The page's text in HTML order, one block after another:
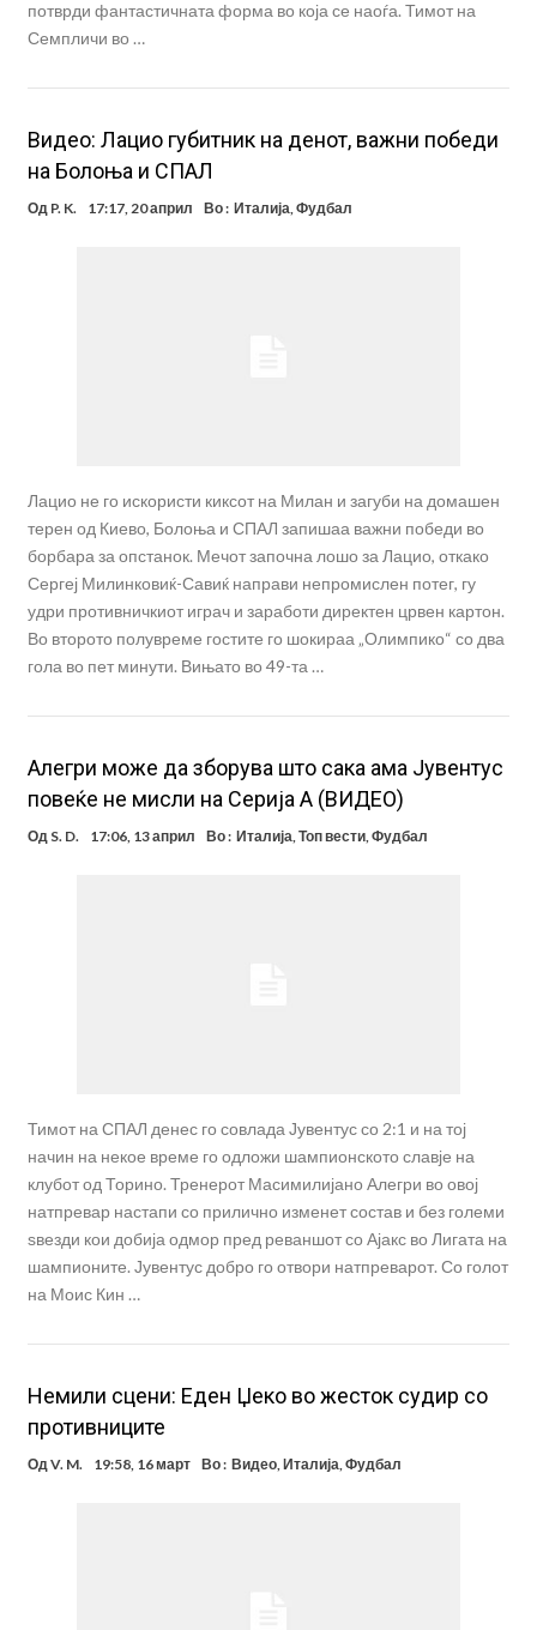
потврди фантастичната форма во која се наоѓа. Тимот на
Семпличи во …
Видео: Лацио губитник на денот, важни победи
на Болоња и СПАЛ
Од P. K. 17:17, 20 април Во : Италија Фудбал
Лацио не го искористи киксот на Милан и загуби на домашен
терен од Киево, Болоња и СПАЛ запишаа важни победи во
борбара за опстанок. Мечот започна лошо за Лацио, откако
Сергеј Милинковиќ-Савиќ направи непромислен потег, гу
удри противничкиот играч и заработи директен црвен картон.
Во второто полувреме гостите го шокираа „Олимпико“ со два
гола во пет минути. Вињато во 49-та …
Алегри може да зборува што сака ама Јувентус
повеќе не мисли на Серија А (ВИДЕО)
Од S. D. 17:06, 13 април Во : Италија,Топ вести,Фудбал
Тимот на СПАЛ денес го совлада Јувентус со 2:1 и на тој
начин на некое време го одложи шампионското славје на
клубот од Торино. Тренерот Масимилијано Алегри во овој
натпревар настапи со прилично изменет состав и без големи
ѕвезди кои добија одмор пред реваншот со Ајакс во Лигата на
шампионите. Јувентус добро го отвори натпреварот. Со голот
на Моис Кин …
Немили сцени: Еден Џеко во жесток судир со
противниците
ОдV. M. 19:58, 16 март Во : Видео,Италија,Фудбал